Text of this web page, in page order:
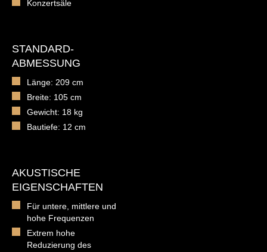
Konzertsäle
STANDARD-
ABMESSUNG
Länge: 209 cm
Breite: 105 cm
Gewicht: 18 kg
Bautiefe: 12 cm
AKUSTISCHE
EIGENSCHAFTEN
Für untere, mittlere und
hohe Frequenzen
Extrem hohe
Reduzierung des